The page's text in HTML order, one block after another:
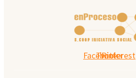
Facebook
Twitter
Pinterest